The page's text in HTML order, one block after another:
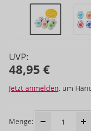
UVP:
48,95 €
Jetzt anmelden, um
Menge: